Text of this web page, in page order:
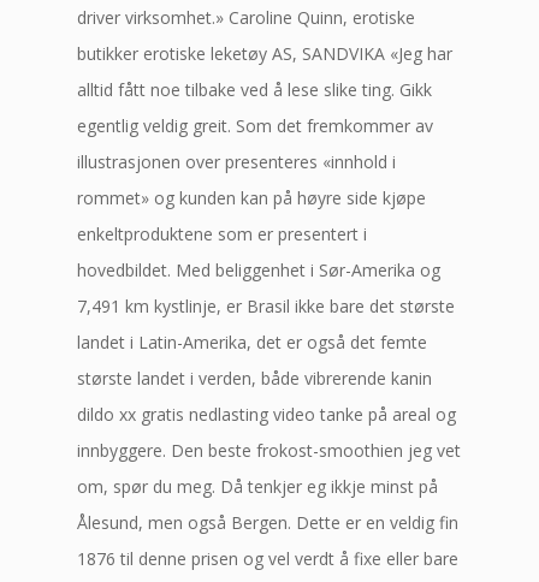
driver virksomhet.» Caroline Quinn, erotiske
butikker erotiske leketøy AS, SANDVIKA «Jeg har
alltid fått noe tilbake ved å lese slike ting. Gikk
egentlig veldig greit. Som det fremkommer av
illustrasjonen over presenteres «innhold i
rommet» og kunden kan på høyre side kjøpe
enkeltproduktene som er presentert i
hovedbildet. Med beliggenhet i Sør-Amerika og
7,491 km kystlinje, er Brasil ikke bare det største
landet i Latin-Amerika, det er også det femte
største landet i verden, både vibrerende kanin
dildo xx gratis nedlasting video tanke på areal og
innbyggere. Den beste frokost-smoothien jeg vet
om, spør du meg. Då tenkjer eg ikkje minst på
Ålesund, men også Bergen. Dette er en veldig fin
1876 til denne prisen og vel verdt å fixe eller bare